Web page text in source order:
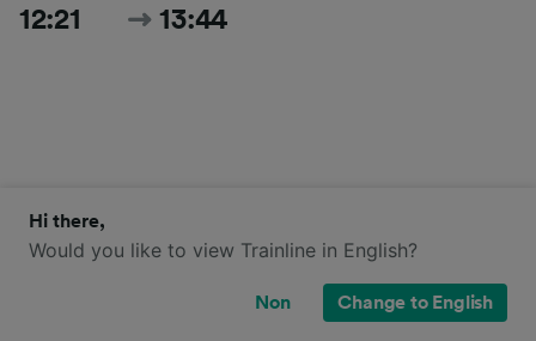
12:21 13:44
1 h 23 min,1 changement
Hi there,
Would you like to view Trainline in English?
Non Change to English